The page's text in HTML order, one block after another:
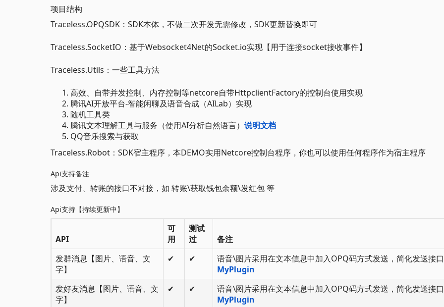
项目结构
Traceless.OPQSDK：SDK本体，不做二次开发无需修改，SDK更新替换即可
Traceless.SocketIO：基于Websocket4Net的Socket.io实现【用于连接socket接收事件】
Traceless.Utils：一些工具方法
高效、自带并发控制、内存控制等netcore自带HttpclientFactory的控制台使用实现
腾讯AI开放平台-智能闲聊及语音合成（AILab）实现
随机工具类
腾讯文本理解工具与服务（使用AI分析自然语言） 说明文档
QQ音乐搜索与获取
Traceless.Robot：SDK宿主程序，本DEMO实用Netcore控制台程序，你也可以使用任何程序作为宿主程序
Api支持备注
涉及支付、转账的接口不对接，如 转账\获取钱包余额\发红包 等
Api支持【持续更新中】
API
可
用
测试
过
备注
发群消息【图片、语音、文
字】
✔ ✔
语音\图片采用在文本信息中加入OPQ码方式发送，简化发送接
MyPlugin
发好友消息【图片、语音、文
字】
✔ ✔
语音\图片采用在文本信息中加入OPQ码方式发送，简化发送接
MyPlugin